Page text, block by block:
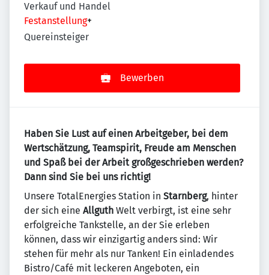
Verkauf und Handel
Festanstellung+
Quereinsteiger
Bewerben
Haben Sie Lust auf einen Arbeitgeber, bei dem
Wertschätzung, Teamspirit, Freude am Menschen
und Spaß bei der Arbeit großgeschrieben werden?
Dann sind Sie bei uns richtig!
Unsere TotalEnergies Station in Starnberg, hinter
der sich eine Allguth Welt verbirgt, ist eine sehr
erfolgreiche Tankstelle, an der Sie erleben
können, dass wir einzigartig anders sind: Wir
stehen für mehr als nur Tanken! Ein einladendes
Bistro/Café mit leckeren Angeboten, ein